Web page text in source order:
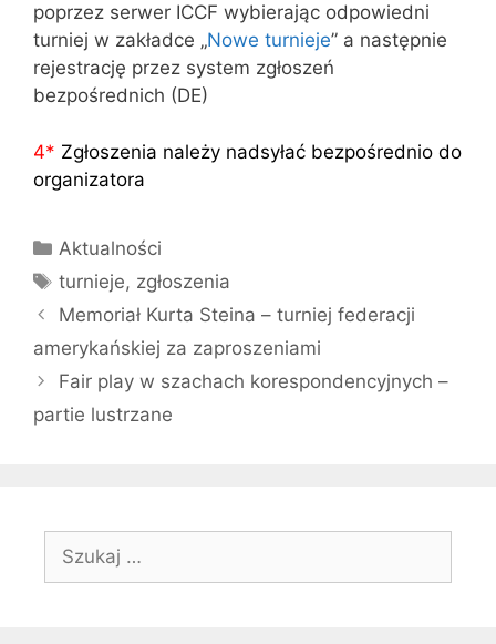
poprzez serwer ICCF wybierając odpowiedni
turniej w zakładce „Nowe turnieje” a następnie
rejestrację przez system zgłoszeń
bezpośrednich (DE)
4* Zgłoszenia należy nadsyłać bezpośrednio do
organizatora
Kategorie
Aktualności
Tagi
turnieje, zgłoszenia
Memoriał Kurta Steina – turniej federacji
amerykańskiej za zaproszeniami
Fair play w szachach korespondencyjnych –
partie lustrzane